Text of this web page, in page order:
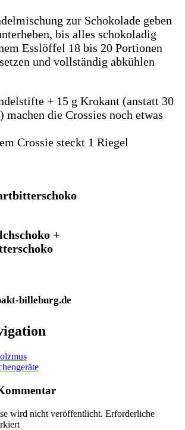
zur Schokolade geben
bis alles schokoladig
Esslöffel 18 bis 20 Portionen
und vollständig abkühlen
+ 15 g Krokant (anstatt 30
die Crossies noch etwas
Crossie steckt 1 Riegel
+
billeburg.de
wird nicht veröffentlicht. Erforderliche